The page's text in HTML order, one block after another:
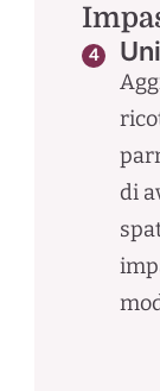
di